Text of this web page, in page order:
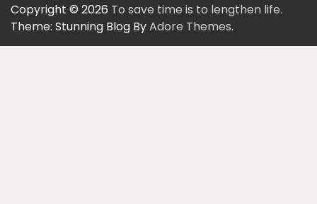
Copyright © 2026 To save time is to lengthen life.
Theme: Stunning Blog ByAdore Themes.